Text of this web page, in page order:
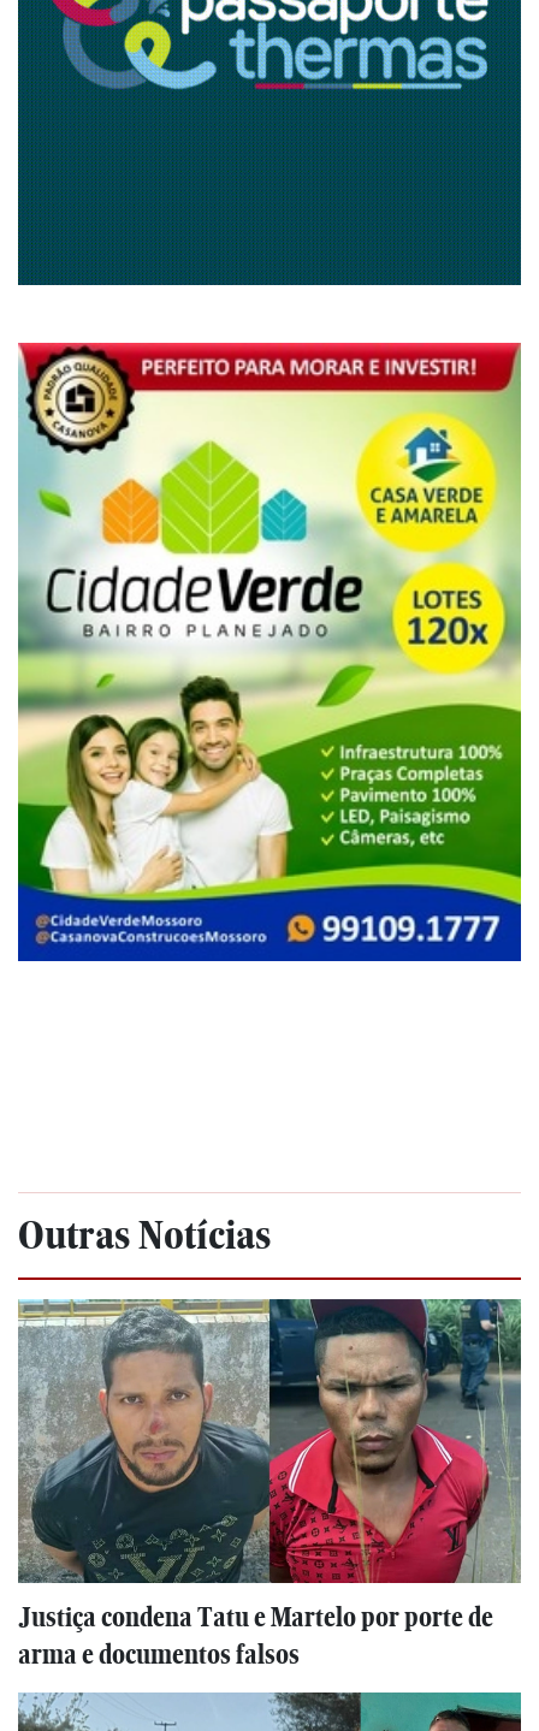
Outras Notícias
Justiça condena Tatu e Martelo por porte de
arma e documentos falsos